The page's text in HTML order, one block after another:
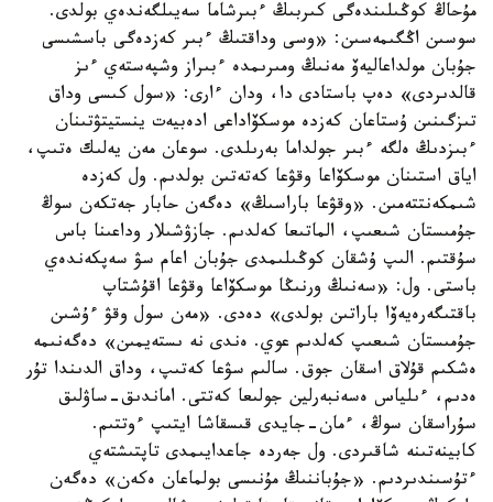
مۇحاڭ كوڭىلىندەگى كىربىڭ ءبىرشاما سەيىلگەندەي بولدى.
سوسىن اڭگىمەسىن: «وسى وداقتىڭ ءبىر كەزدەگى باسشىسى
جۇبان مولداعاليەۆ مەنىڭ ومىرىمدە ءبىراز وشپەستەي ءىز
قالدىردى» دەپ باستادى دا، ودان ءارى: «سول كىسى وداق
تىزگىنىن ۇستاعان كەزدە موسكۆاداعى ادەبيەت ينستيتۋتىنان
ءبىزدىڭ ەلگە ءبىر جولداما بەرىلدى. سوعان مەن يەلىك ەتىپ،
اياق استىنان موسكۆاعا وقۋعا كەتەتىن بولدىم. ول كەزدە
شىمكەنتتەمىن. «وقۋعا باراسىڭ» دەگەن حابار جەتكەن سوڭ
جۇمىستان شىعىپ، الماتىعا كەلدىم. جازۋشىلار وداعىنا باس
سۇقتىم. الىپ ۇشقان كوڭىلىمدى جۇبان اعام سۋ سەپكەندەي
باستى. ول: «سەنىڭ ورنىڭا موسكۆاعا وقۋعا اقۇشتاپ
باقتىگەرەيەۆا باراتىن بولدى» دەدى. «مەن سول وقۋ ءۇشىن
جۇمىستان شىعىپ كەلدىم عوي. ەندى نە ىستەيمىن» دەگەنىمە
ەشكىم قۇلاق اسقان جوق. سالىم سۋعا كەتىپ، وداق الدىندا تۇر
ەدىم، ءىلياس ەسەنبەرلين جولىعا كەتتى. اماندىق-ساۋلىق
سۇراسقان سوڭ، ءمان-جايدى قىسقاشا ايتىپ ءوتتىم.
كابينەتىنە شاقىردى. ول جەردە جاعدايىمدى تاپتىشتەي
ءتۇسىندىردىم. «جۇباننىڭ مۇنىسى بولماعان ەكەن» دەگەن